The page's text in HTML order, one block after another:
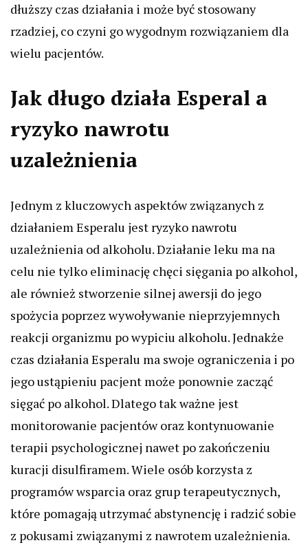
dłuższy czas działania i może być stosowany
rzadziej, co czyni go wygodnym rozwiązaniem dla
wielu pacjentów.
Jak długo działa Esperal a
ryzyko nawrotu
uzależnienia
Jednym z kluczowych aspektów związanych z
działaniem Esperalu jest ryzyko nawrotu
uzależnienia od alkoholu. Działanie leku ma na
celu nie tylko eliminację chęci sięgania po alkohol,
ale również stworzenie silnej awersji do jego
spożycia poprzez wywoływanie nieprzyjemnych
reakcji organizmu po wypiciu alkoholu. Jednakże
czas działania Esperalu ma swoje ograniczenia i po
jego ustąpieniu pacjent może ponownie zacząć
sięgać po alkohol. Dlatego tak ważne jest
monitorowanie pacjentów oraz kontynuowanie
terapii psychologicznej nawet po zakończeniu
kuracji disulfiramem. Wiele osób korzysta z
programów wsparcia oraz grup terapeutycznych,
które pomagają utrzymać abstynencję i radzić sobie
z pokusami związanymi z nawrotem uzależnienia.